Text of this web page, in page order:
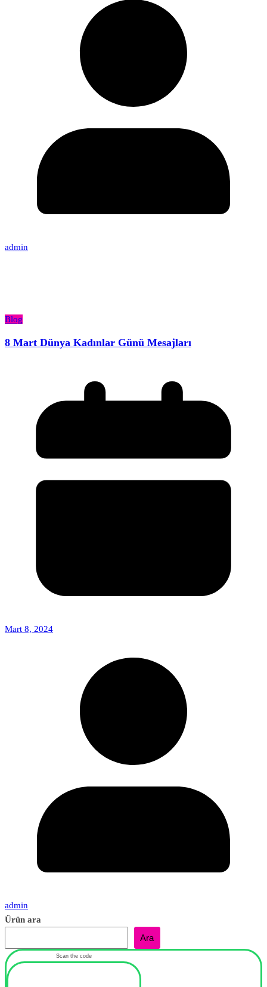
admin
Blog
8 Mart Dünya Kadınlar Günü Mesajları
Mart 8, 2024
admin
Ürün ara
Ara
Scan the code